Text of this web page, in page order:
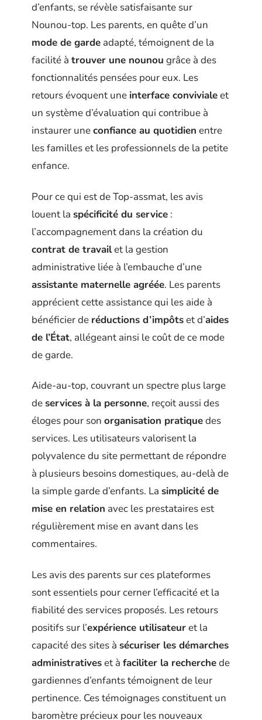
d’enfants, se révèle satisfaisante sur
Nounou-top. Les parents, en quête d’un
mode de garde adapté, témoignent de la
facilité à trouver une nounou grâce à des
fonctionnalités pensées pour eux. Les
retours évoquent une interface convivialeet
un système d’évaluation qui contribue à
instaurer uneconfiance au quotidien entre
les familles et les professionnels de la petite
enfance.
Pour ce qui est de Top-assmat, les avis
louent la spécificité du service :
l’accompagnement dans la création du
contrat de travailet la gestion
administrative liée à l’embauche d’une
assistante maternelle agréée. Les parents
apprécient cette assistance qui les aide à
bénéficier de réductions d’impôtset d’aides
de l’État, allégeant ainsi le coût de ce mode
de garde.
Aide-au-top, couvrant un spectre plus large
deservices à la personne, reçoit aussi des
éloges pour son organisation pratiquedes
services. Les utilisateurs valorisent la
polyvalence du site permettant de répondre
à plusieurs besoins domestiques, au-delà de
la simple garde d’enfants. La simplicité de
mise en relation avec les prestataires est
régulièrement mise en avant dans les
commentaires.
Les avis des parents sur ces plateformes
sont essentiels pour cerner l’efficacité et la
fiabilité des services proposés. Les retours
positifs sur l’expérience utilisateuret la
capacité des sites à sécuriser les démarches
administrativeset à faciliter la recherchede
gardiennes d’enfants témoignent de leur
pertinence. Ces témoignages constituent un
baromètre précieux pour les nouveaux